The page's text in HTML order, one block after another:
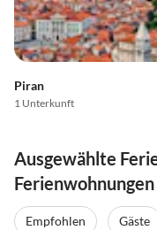
Piran
1 Unterkunft
Ausgewählte
Empfohlen Gäste